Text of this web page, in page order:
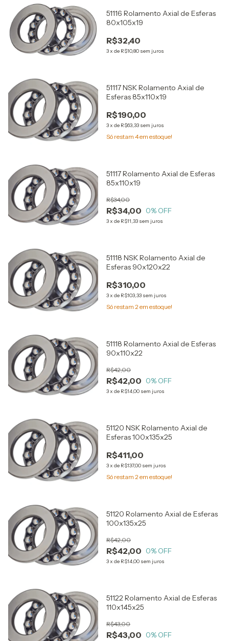
51116 Rolamento Axial de Esferas
80x105x19
R$32,40
3x de R$10,80 sem juros
51117 NSK Rolamento Axial de
Esferas 85x110x19
R$190,00
3x de R$63,33 sem juros
Só restam 4em estoque!
51117 Rolamento Axial de Esferas
85x110x19
R$34,00
R$34,00
0% OFF
3x de R$11,33 sem juros
51118 NSK Rolamento Axial de
Esferas 90x120x22
R$310,00
3x de R$103,33 sem juros
Só restam 2em estoque!
51118 Rolamento Axial de Esferas
90x110x22
R$42,00
R$42,00
0% OFF
3x de R$14,00 sem juros
51120 NSK Rolamento Axial de
Esferas 100x135x25
R$411,00
3x de R$137,00 sem juros
Só restam 2em estoque!
51120 Rolamento Axial de Esferas
100x135x25
R$42,00
R$42,00
0% OFF
3x de R$14,00 sem juros
51122 Rolamento Axial de Esferas
110x145x25
R$43,00
R$43,00
0% OFF